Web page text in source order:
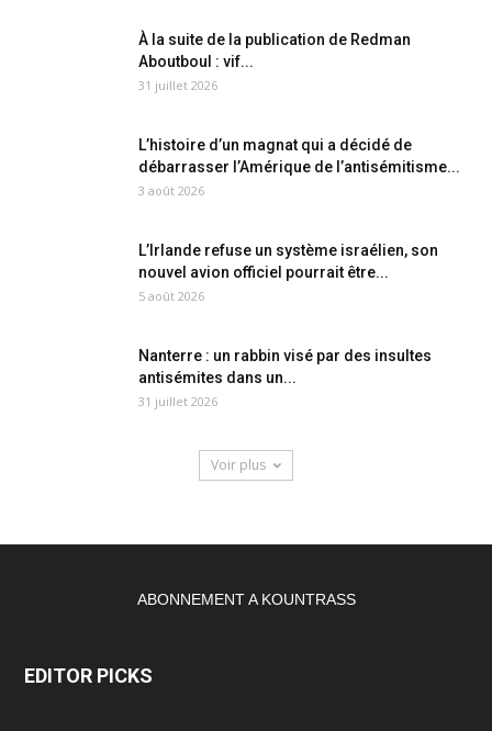
À la suite de la publication de Redman
Aboutboul : vif...
31 juillet 2026
L’histoire d’un magnat qui a décidé de
débarrasser l’Amérique de l’antisémitisme...
3 août 2026
L’Irlande refuse un système israélien, son
nouvel avion officiel pourrait être...
5 août 2026
Nanterre : un rabbin visé par des insultes
antisémites dans un...
31 juillet 2026
Voir plus
ABONNEMENT A KOUNTRASS
EDITOR PICKS